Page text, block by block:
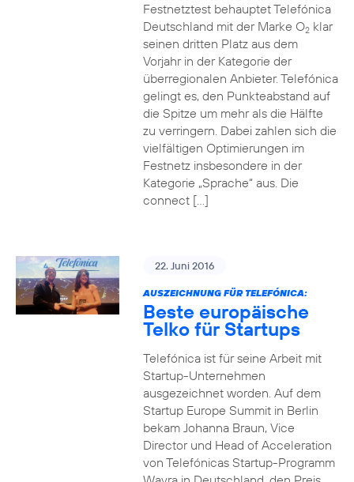
Festnetztest behauptet Telefónica
Deutschland mit der Marke O2klar
seinen dritten Platz aus dem
Vorjahr in der Kategorie der
überregionalen Anbieter. Telefónica
gelingt es, den Punkteabstand auf
die Spitze um mehr als die Hälfte
zu verringern. Dabei zahlen sich die
vielfältigen Optimierungen im
Festnetz insbesondere in der
Kategorie „Sprache“ aus. Die
connect […]
22. Juni 2016
AUSZEICHNUNG FÜR TELEFÓNICA:
Beste europäische
Telko für Startups
Telefónica ist für seine Arbeit mit
Startup-Unternehmen
ausgezeichnet worden. Auf dem
Startup Europe Summit in Berlin
bekam Johanna Braun, Vice
Director und Head of Acceleration
von Telefónicas Startup-Programm